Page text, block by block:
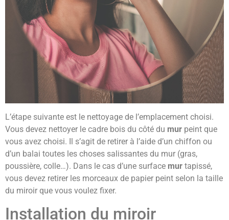
L’étape suivante est le nettoyage de l’emplacement choisi.
Vous devez nettoyer le cadre bois du côté du mur peint que
vous avez choisi. Il s’agit de retirer à l’aide d’un chiffon ou
d’un balai toutes les choses salissantes du mur (gras,
poussière, colle…). Dans le cas d’une surface mur tapissé,
vous devez retirer les morceaux de papier peint selon la taille
du miroir que vous voulez fixer.
Installation du miroir